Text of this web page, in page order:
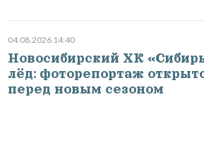
04.08.2026 14:40
Новосибирский ХК
лёд: фоторепортаж
перед новым сезоном